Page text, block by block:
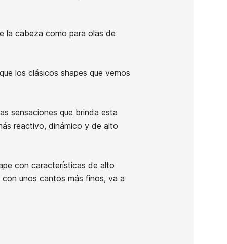
la cabeza como para olas de
los clásicos shapes que vemos
sensaciones que brinda esta
reactivo, dinámico y de alto
con características de alto
unos cantos más finos, va a